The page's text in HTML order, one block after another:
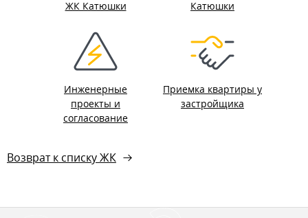
ЖК Катюшки
Катюшки
Инженерные
проекты и
согласование
Приемка квартиры у
застройщика
Возврат к списку ЖК